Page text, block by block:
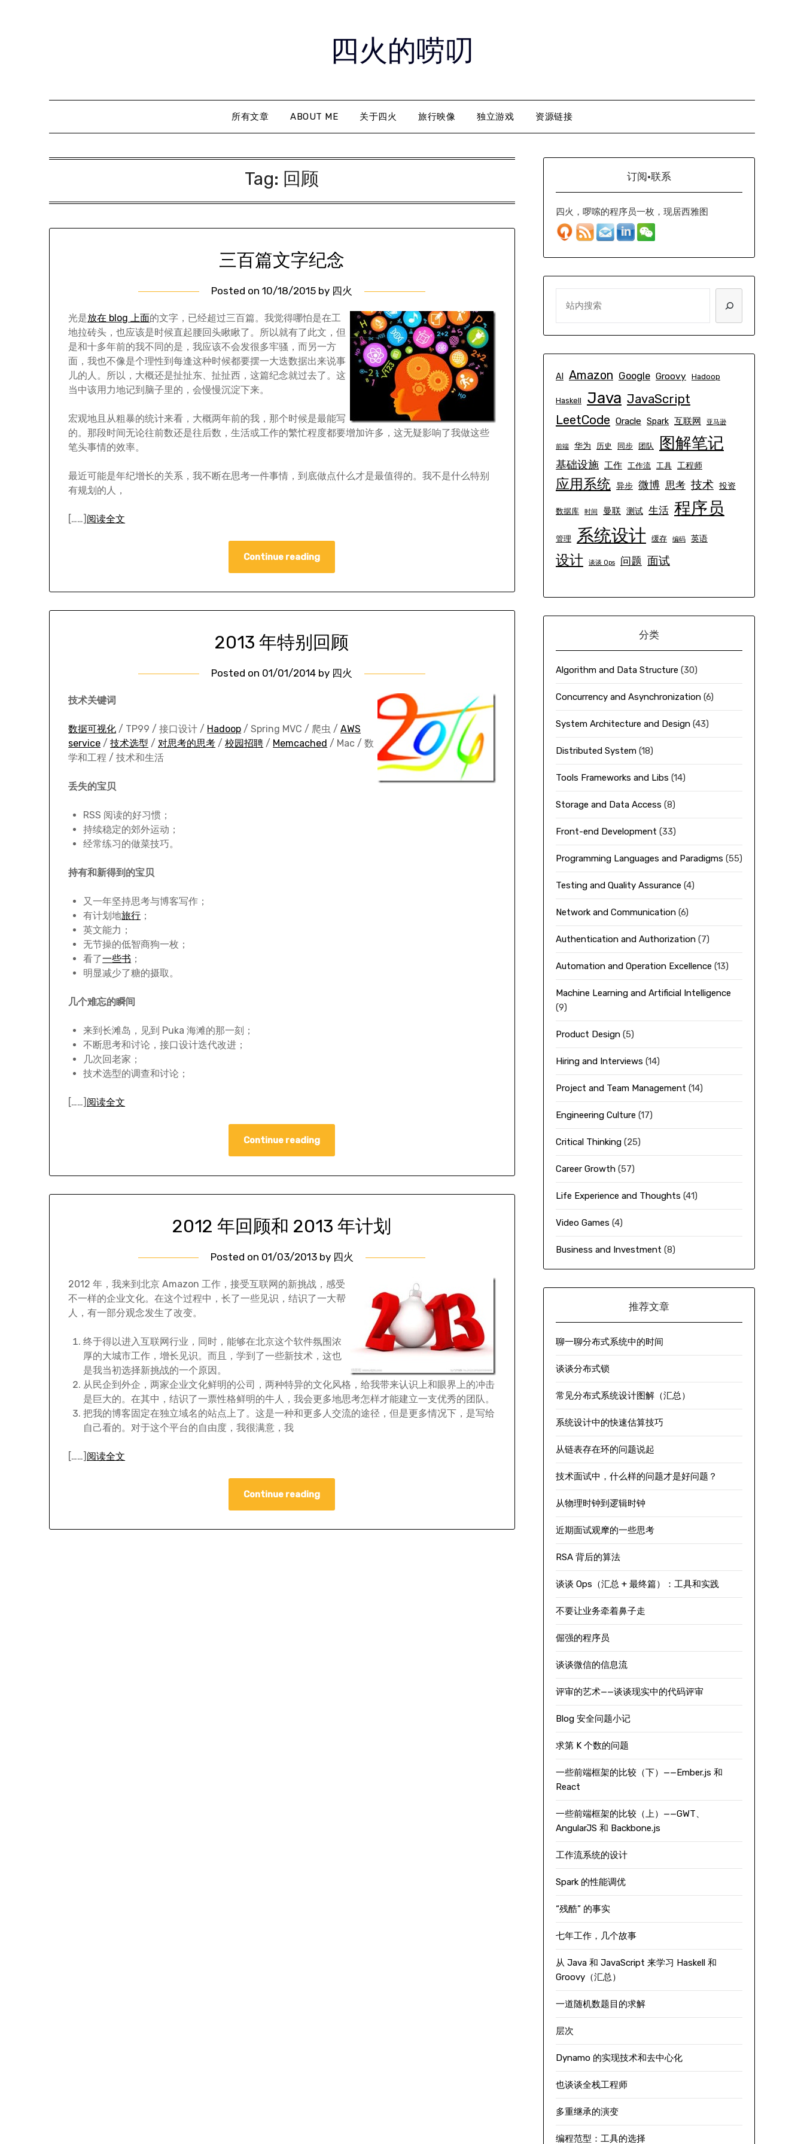
四火的唠叨
所有文章 ABOUT ME 关于四火 旅行映像 独立游戏 资源链接
Tag: 回顾
三百篇文字纪念
Posted on10/18/2015 by 四火
光是放在 blog 上面的文字，已经超过三百篇。我觉得哪怕是在工
地拉砖头，也应该是时候直起腰回头瞅瞅了。所以就有了此文，但
是和十多年前的我不同的是，我应该不会发很多牢骚，而另一方
面，我也不像是个理性到每逢这种时候都要摆一大迭数据出来说事
儿的人。所以，大概还是扯扯东、扯扯西，这篇纪念就过去了。这
当中该用力地记到脑子里的，会慢慢沉淀下来。
宏观地且从粗暴的统计来看，大概两年前的我，那个时候是最能写
的。那段时间无论往前数还是往后数，生活或工作的繁忙程度都要增加许多，这无疑影响了我做这些
笔头事情的效率。
最近可能是年纪增长的关系，我不断在思考一件事情，到底做点什么才是最值得的。我不是什么特别
有规划的人，
[……] 阅读全文
Continue reading
2013 年特别回顾
Posted on 01/01/2014 by 四火
技术关键词
数据可视化 / TP99 / 接口设计 / Hadoop / Spring MVC / 爬虫 /AWS
service /技术选型 /对思考的思考 /校园招聘 / Memcached / Mac / 数
学和工程 / 技术和生活
丢失的宝贝
RSS 阅读的好习惯；
持续稳定的郊外运动；
经常练习的做菜技巧。
持有和新得到的宝贝
又一年坚持思考与博客写作；
有计划地旅行 ；
英文能力；
无节操的低智商狗一枚；
看了一些书 ；
明显减少了糖的摄取。
几个难忘的瞬间
来到长滩岛，见到 Puka 海滩的那一刻；
不断思考和讨论，接口设计迭代改进；
几次回老家；
技术选型的调查和讨论；
[……] 阅读全文
Continue reading
2012 年回顾和 2013 年计划
Posted on 01/03/2013by 四火
2012 年，我来到北京 Amazon 工作，接受互联网的新挑战，感受
不一样的企业文化。在这个过程中，长了一些见识，结识了一大帮
人，有一部分观念发生了改变。
终于得以进入互联网行业，同时，能够在北京这个软件氛围浓
厚的大城市工作，增长见识。而且，学到了一些新技术，这也
是我当初选择新挑战的一个原因。
从民企到外企，两家企业文化鲜明的公司，两种特异的文化风格，给我带来认识上和眼界上的冲击
是巨大的。在其中，结识了一票性格鲜明的牛人，我会更多地思考怎样才能建立一支优秀的团队。
把我的博客固定在独立域名的站点上了。这是一种和更多人交流的途径，但是更多情况下，是写给
自己看的。对于这个平台的自由度，我很满意，我
[……] 阅读全文
Continue reading
订阅·联系
四火，啰嗦的程序员一枚，现居西雅图
AI Amazon Google Groovy Hadoop
Haskell Java JavaScript
LeetCode Oracle Spark 互联网 亚马逊
前端 华为 历史 同步 团队 图解笔记
基础设施 工作 工作流 工具 工程师
应用系统 异步 微博 思考 技术 投资
数据库 时间 曼联 测试 生活 程序员
管理 系统设计 缓存 编码 英语
设计 谈谈 Ops 问题 面试
分类
Algorithm and Data Structure (30)
Concurrency and Asynchronization(6)
System Architecture and Design(43)
Distributed System(18)
Tools Frameworks and Libs (14)
Storage and Data Access (8)
Front-end Development (33)
Programming Languages and Paradigms (55)
Testing and Quality Assurance (4)
Network and Communication(6)
Authentication and Authorization(7)
Automation and Operation Excellence (13)
Machine Learning and Artificial Intelligence
(9)
Product Design(5)
Hiring and Interviews (14)
Project and Team Management (14)
Engineering Culture (17)
Critical Thinking(25)
Career Growth(57)
Life Experience and Thoughts (41)
Video Games (4)
Business and Investment (8)
推荐文章
聊一聊分布式系统中的时间
谈谈分布式锁
常见分布式系统设计图解（汇总）
系统设计中的快速估算技巧
从链表存在环的问题说起
技术面试中，什么样的问题才是好问题？
从物理时钟到逻辑时钟
近期面试观摩的一些思考
RSA 背后的算法
谈谈 Ops（汇总 + 最终篇）：工具和实践
不要让业务牵着鼻子走
倔强的程序员
谈谈微信的信息流
评审的艺术——谈谈现实中的代码评审
Blog 安全问题小记
求第 K 个数的问题
一些前端框架的比较（下）——Ember.js 和
React
一些前端框架的比较（上）——GWT、
AngularJS 和 Backbone.js
工作流系统的设计
Spark 的性能调优
“残酷” 的事实
七年工作，几个故事
从 Java 和 JavaScript 来学习 Haskell 和
Groovy（汇总）
一道随机数题目的求解
层次
Dynamo 的实现技术和去中心化
也谈谈全栈工程师
多重继承的演变
编程范型：工具的选择